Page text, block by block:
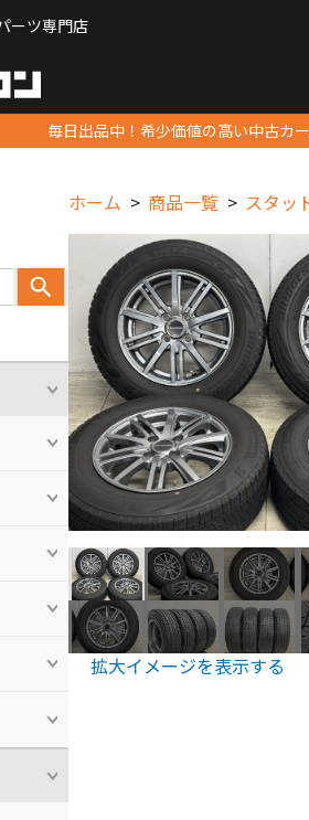
ーツ専門店
毎日出品中！希少価値の高い中古カ
ホーム 商品一覧 スタッ
拡大イメージを表示する